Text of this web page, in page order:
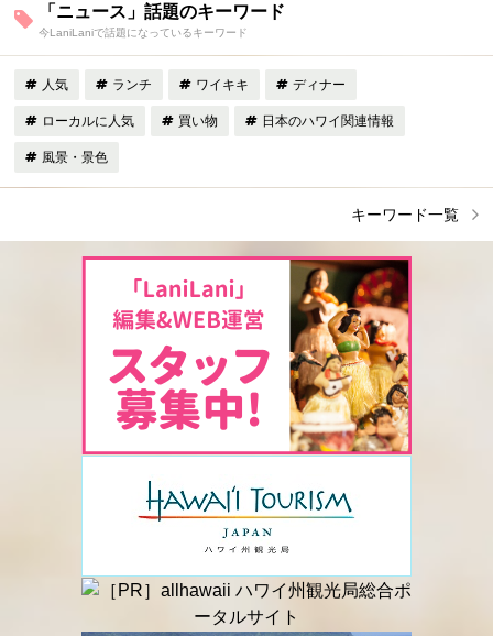
「ニュース」話題のキーワード
今LaniLaniで話題になっているキーワード
人気 ランチ ワイキキ ディナー
ローカルに人気 買い物 日本のハワイ関連情報
風景・景色
キーワード一覧